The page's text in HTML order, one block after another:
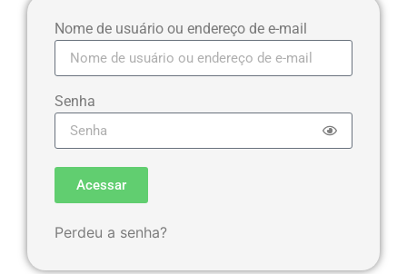
Nome de usuário ou endereço de e-mail
Senha
Acessar
Perdeu a senha?